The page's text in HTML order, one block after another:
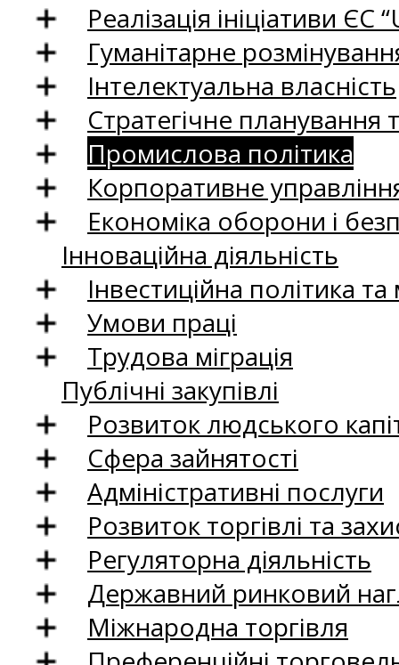
Реалізація ініціативи ЄС
Гуманітарне
Інтелектуальна власність
Стратегічне
Промислова політика
Корпоративне
Економіка оборони і
Інноваційна діяльність
Інвестиційна політика
Умови праці
Трудова міграція
Публічні закупівлі
Розвиток людського
Сфера зайнятості
Адміністративні послуги
Розвиток торгівлі та
Регуляторна діяльність
Державний ринковий
Міжнародна торгівля